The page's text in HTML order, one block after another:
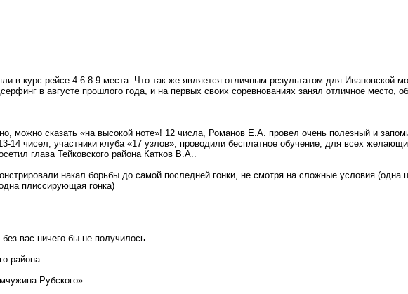
в курс рейсе 4-6-8-9 места. Что так же является отличным результатом для Ивановской
в августе прошлого года, и на первых своих соревнованиях занял отличное место,
можно сказать «на высокой ноте»! 12 числа, Романов Е.А. провел очень полезный и
14 чисел, участники клуба «17 узлов», проводили бесплатное обучение, для всех
глава Тейковского района Катков В.А..
накал борьбы до самой последней гонки, не смотря на сложные условия (одна
плиссирующая гонка)
вас ничего бы не получилось.
района.
Рубского»